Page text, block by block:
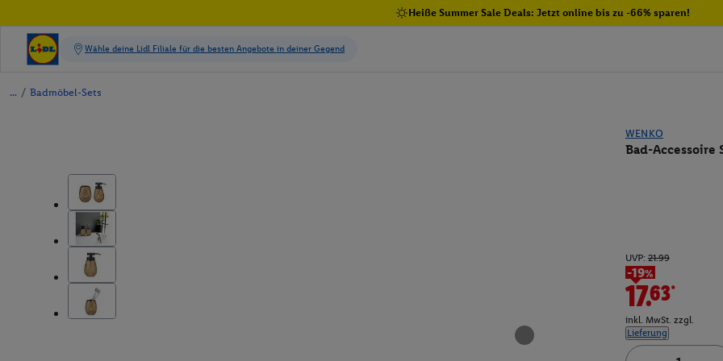
Heiße Summer Sale Deals: Jetzt online bis zu -66% sparen!
/ Badmöbel-Sets
WENKO
Bad-
UVP: 21.99
-19%
17.63*
inkl. MwSt. zzgl.
Lieferung